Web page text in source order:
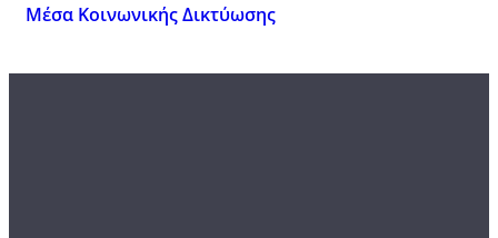
Μέσα Κοινωνικής Δικτύωσης